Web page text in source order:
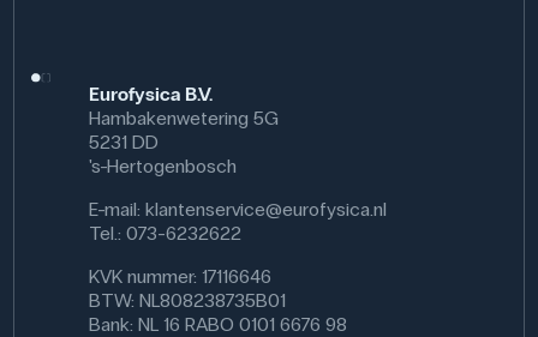
Eurofysica B.V.
Hambakenwetering 5G
5231 DD
's-Hertogenbosch
E-mail:klantenservice@eurofysica.nl
Tel.: 073-6232622
KVK nummer: 17116646
BTW: NL808238735B01
Bank: NL 16 RABO 0101 6676 98